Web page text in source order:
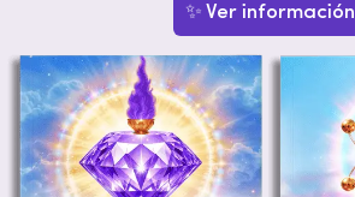
✨ Ver información